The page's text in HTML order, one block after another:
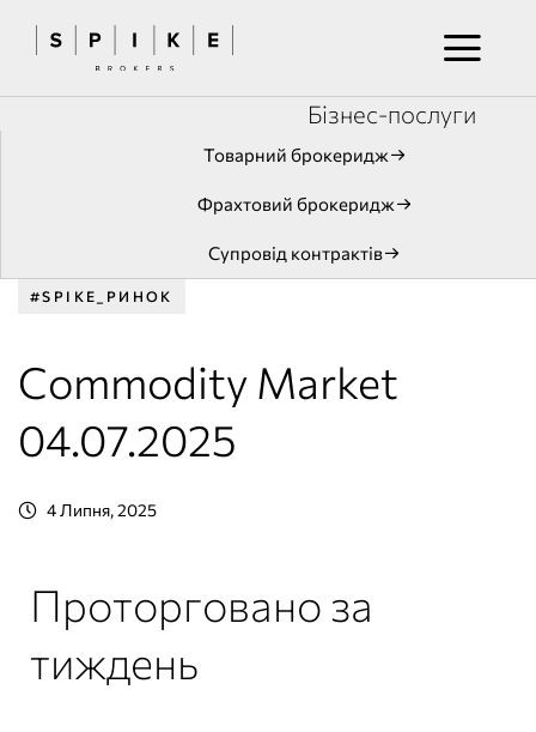
Бізнес-послуги
Товарний брокеридж
Фрахтовий брокеридж
Супровід контрактів
#SPIKE_РИНОК
Commodity Market
04.07.2025
4 Липня, 2025
Проторговано за
тиждень